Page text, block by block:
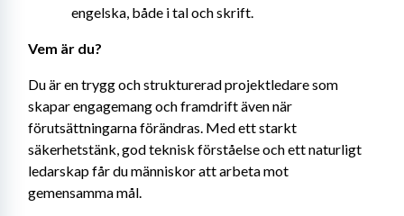
engelska, både i tal och skrift.
Vem är du?
Du är en trygg och strukturerad projektledare som
skapar engagemang och framdrift även när
förutsättningarna förändras. Med ett starkt
säkerhetstänk, god teknisk förståelse och ett naturligt
ledarskap får du människor att arbeta mot
gemensamma mål.